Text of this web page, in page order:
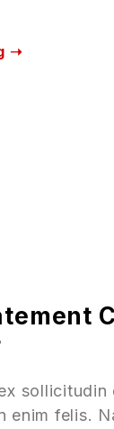
➝
sollicitudin
enim felis.